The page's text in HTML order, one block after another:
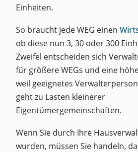
Einheiten.
So braucht jede WEG einen
ob diese nun 3, 30 oder 300
Zweifel entscheiden sich
für größere WEGs und eine
weil geeignetes
geht zu Lasten kleinerer
Eigentümergemeinschaften.
Wenn Sie durch Ihre
wurden, müssen Sie handeln,